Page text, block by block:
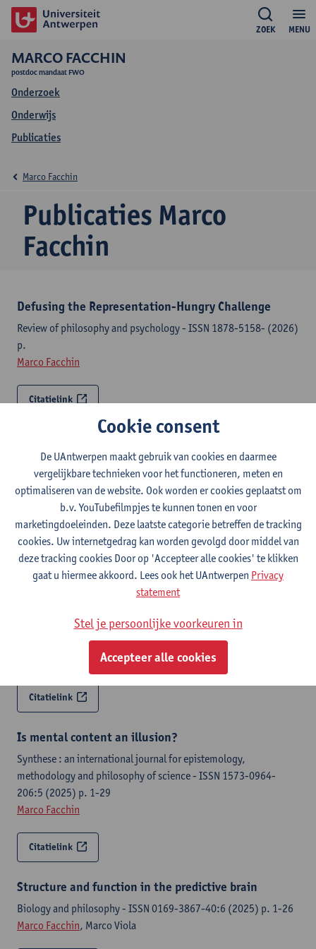
MENU
ZOEK
MARCO FACCHIN
postdoc mandaat FWO
Onderzoek
Onderwijs
Publicaties
Publicaties Marco
Facchin
Marco Facchin
Defusing the Representation-Hungry Challenge
Review of philosophy and psychology - ISSN 1878-5158- (2026)
p.
Marco Facchin
Citatielink
Topoi : an international review of philosophy - ISSN 0167-7411-
45:2 (2026) p. 373-389
Marco Facchin,Zuzanna Rucińska, Thomas Fondelli
Citatielink
Mind (and) the robot : on the epistemology and
ethics of the attribution of mental states to robots
Denmark-397 (2025) p. 650-654
Silvia Larghi, Edoardo Datteri, Giacomo Zanotti,
Ilaria Alfieri, Maria Raffa, Martina Bacaro
Citatielink
Is mental content an illusion?
Synthese : an international journal for epistemology,
methodology and philosophy of science - ISSN 1573-0964-
206:5 (2025) p. 1-29
Marco Facchin
Citatielink
Structure and function in the predictive brain
Biology and philosophy - ISSN 0169-3867-40:6 (2025) p. 1-26
Marco Facchin, Marco Viola
Cookie consent
De UAntwerpen maakt gebruik van cookies en daarmee
vergelijkbare technieken voor het functioneren, meten en
optimaliseren van de website. Ook worden er cookies geplaatst om
b.v. YouTubefilmpjes te kunnen tonen en voor
marketingdoeleinden. Deze laatste categorie betreffen de tracking
cookies. Uw internetgedrag kan worden gevolgd door middel van
deze tracking cookies Door op 'Accepteer alle cookies' te klikken
gaat u hiermee akkoord. Lees ook het UAntwerpen Privacy
statement
Stel je persoonlijke voorkeuren in
Accepteer alle cookies